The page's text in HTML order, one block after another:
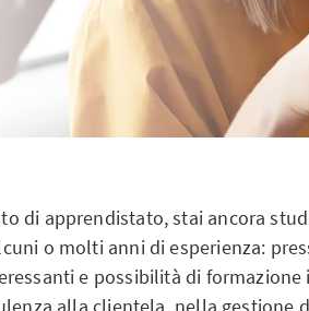
di apprendistato, stai ancora
o molti anni di esperienza:
e possibilità di formazione